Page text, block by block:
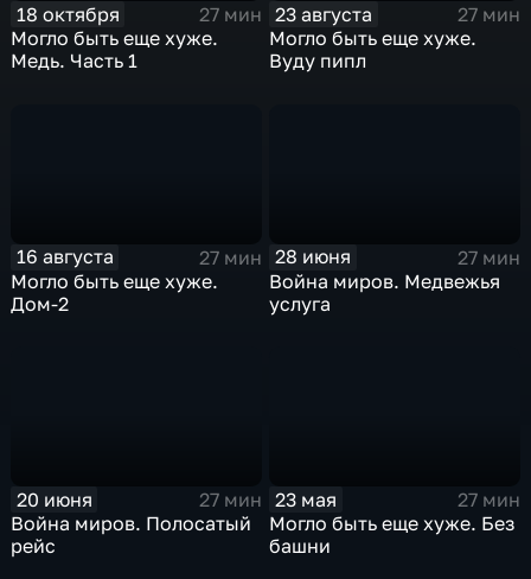
18 октября
27 мин
Могло быть еще хуже.
Медь. Часть 1
23 августа
27 мин
Могло быть еще хуже.
Вуду пипл
16 августа
27 мин
Могло быть еще хуже.
Дом-2
28 июня
27 мин
Война миров. Медвежья
услуга
20 июня
27 мин
Война миров. Полосатый
рейс
23 мая
27 мин
Могло быть еще хуже. Без
башни